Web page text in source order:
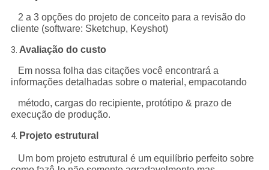
2 a 3 opções do projeto de conceito para a revisão do
cliente (software: Sketchup, Keyshot)
3. Avaliação do custo
Em nossa folha das citações você encontrará a
informações detalhadas sobre o material, empacotando
método, cargas do recipiente, protótipo & prazo de
execução de produção.
4. Projeto estrutural
Um bom projeto estrutural é um equilíbrio perfeito sobre